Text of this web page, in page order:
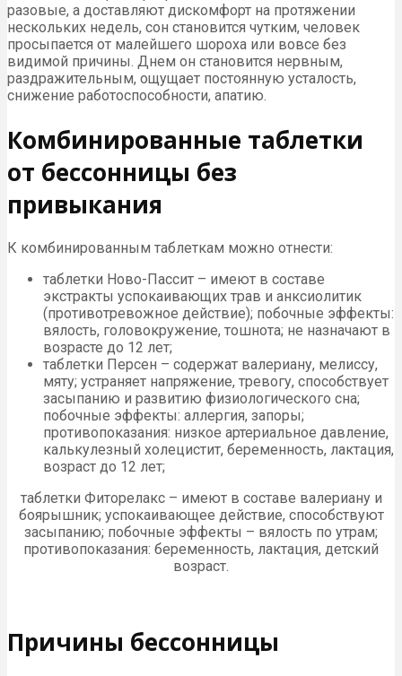
разовые, а доставляют дискомфорт на протяжении
нескольких недель, сон становится чутким, человек
просыпается от малейшего шороха или вовсе без
видимой причины. Днем он становится нервным,
раздражительным, ощущает постоянную усталость,
снижение работоспособности, апатию.
Комбинированные таблетки
от бессонницы без
привыкания
К комбинированным таблеткам можно отнести:
таблетки Ново-Пассит – имеют в составе
экстракты успокаивающих трав и анксиолитик
(противотревожное действие); побочные эффекты:
вялость, головокружение, тошнота; не назначают в
возрасте до 12 лет;
таблетки Персен – содержат валериану, мелиссу,
мяту; устраняет напряжение, тревогу, способствует
засыпанию и развитию физиологического сна;
побочные эффекты: аллергия, запоры;
противопоказания: низкое артериальное давление,
калькулезный холецистит, беременность, лактация,
возраст до 12 лет;
таблетки Фиторелакс – имеют в составе валериану и
боярышник; успокаивающее действие, способствуют
засыпанию; побочные эффекты – вялость по утрам;
противопоказания: беременность, лактация, детский
возраст.
Причины бессонницы